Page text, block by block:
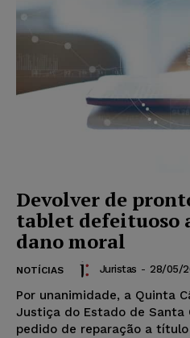
Devolver de
tablet defeituoso
dano moral
NOTÍCIAS Juristas - 28/05/
Por unanimidade, a Quinta
Justiça do Estado de Santa
pedido de reparação a